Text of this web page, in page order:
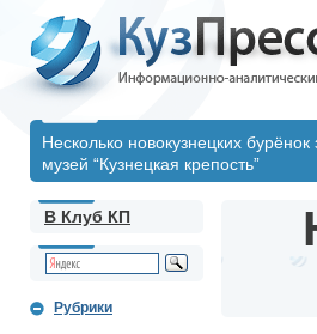
Несколько новокузнецких бурёнок
музей “Кузнецкая крепость”
В Клуб КП
Рубрики